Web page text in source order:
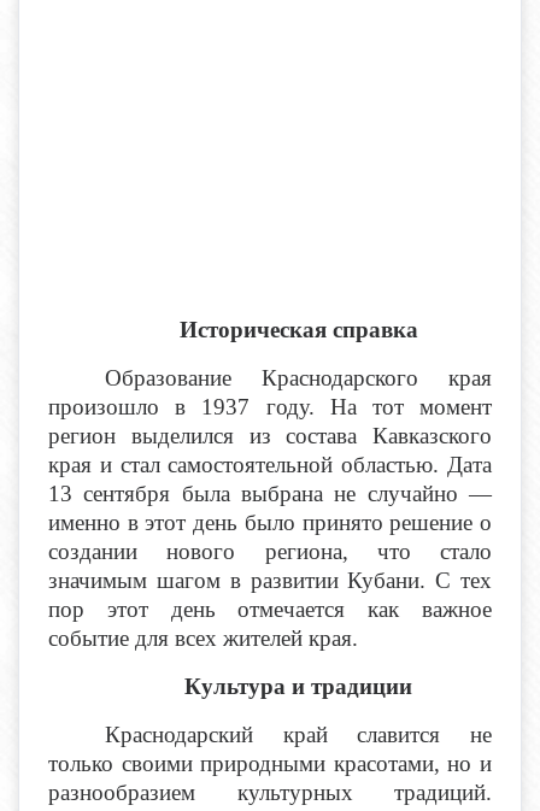
Историческая справка
Образование Краснодарского края
произошло в 1937 году. На тот момент
регион выделился из состава Кавказского
края и стал самостоятельной областью. Дата
13 сентября была выбрана не случайно —
именно в этот день было принято решение о
создании нового региона, что стало
значимым шагом в развитии Кубани. С тех
пор этот день отмечается как важное
событие для всех жителей края.
Культура и традиции
Краснодарский край славится не
только своими природными красотами, но и
разнообразием культурных традиций.